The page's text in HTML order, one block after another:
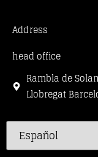
Address
head office
Rambla de
Llobregat